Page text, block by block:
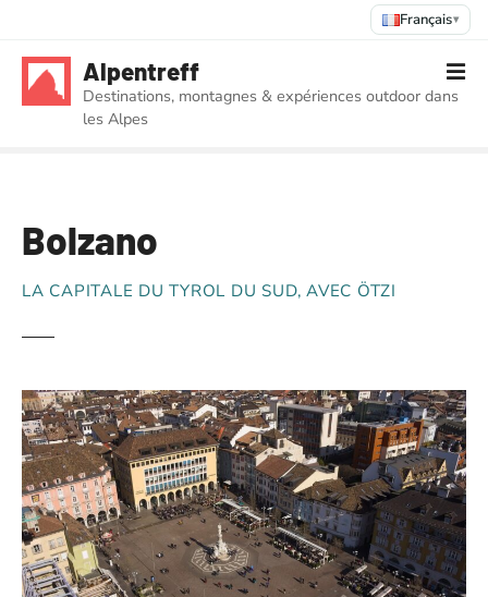
Français▾
Alpentreff
Destinations, montagnes & expériences outdoor dans
les Alpes
Bolzano
LA CAPITALE DU TYROL DU SUD, AVEC ÖTZI